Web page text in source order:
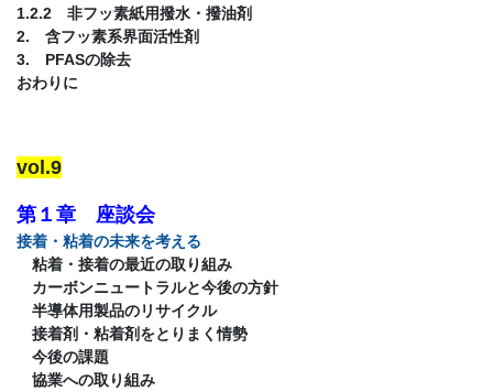
1.2.2 非フッ素紙用撥水・撥油剤
2. 含フッ素系界面活性剤
3. PFASの除去
おわりに
vol.9
第１章 座談会
接着・粘着の未来を考える
粘着・接着の最近の取り組み
カーボンニュートラルと今後の方針
半導体用製品のリサイクル
接着剤・粘着剤をとりまく情勢
今後の課題
協業への取り組み